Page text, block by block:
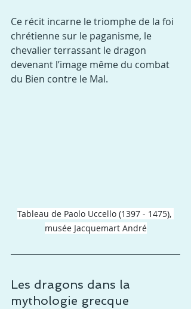
Ce récit incarne le triomphe de la foi
chrétienne sur le paganisme, le
chevalier terrassant le dragon
devenant l’image même du combat
du Bien contre le Mal.
Tableau de Paolo Uccello (1397 - 1475),
musée Jacquemart André
Les dragons dans la
mythologie grecque